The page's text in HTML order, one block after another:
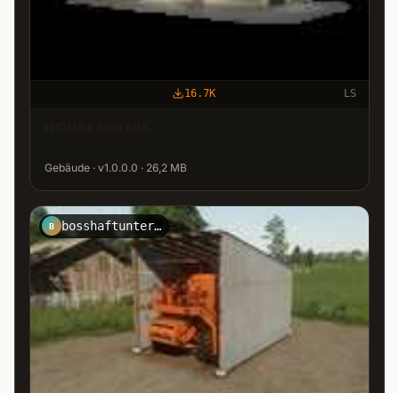
16.7K LS
Gebäude · v1.0.0.0 · 26,2 MB
B bosshaftunterwegs